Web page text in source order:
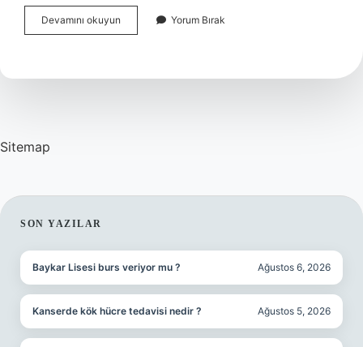
Devamını okuyun Monopolyde
Ne
Dağıtılır
Yorum Bırak
Sitemap
SIDEBAR
SON YAZILAR
Baykar Lisesi burs veriyor mu ? Ağustos 6, 2026
Kanserde kök hücre tedavisi nedir ? Ağustos 5, 2026